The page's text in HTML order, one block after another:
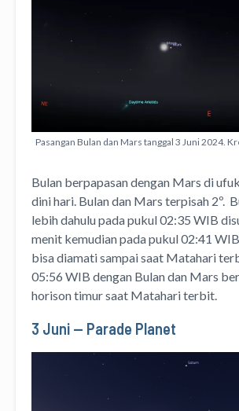
Pasangan Bulan dan Mars tanggal 3 Juni 2024.
Bulan berpapasan dengan Mars di
dini hari. Bulan dan Mars terpisah 2º.
lebih dahulu pada pukul 02:35 WIB
menit kemudian pada pukul 02:41
bisa diamati sampai saat Matahari
05:56 WIB dengan Bulan dan Mars
horison timur saat Matahari terbit.
3 Juni — Parade Planet